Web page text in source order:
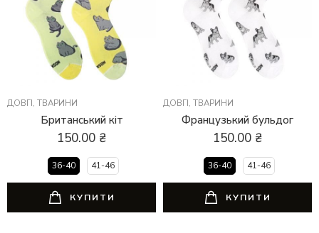
ДОВГІ, ТВАРИНИ
Британський кіт
150.00 ₴
36-40 41-46
КУПИТИ
ДОВГІ, ТВАРИНИ
Французький бульдог
150.00 ₴
36-40 41-46
КУПИТИ